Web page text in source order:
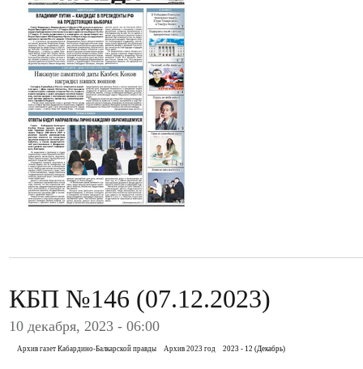
КБП №146 (07.12.2023)
10 декабря, 2023 - 06:00
Архив газет Кабардино-Балкарской правды Архив 2023 год 2023 - 12 (Декабрь)